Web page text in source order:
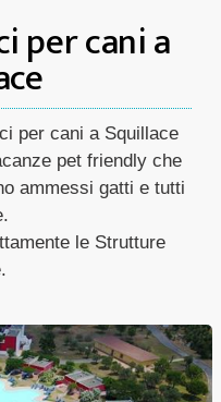
per cani a
per cani a Squillace
pet friendly che
ammessi gatti e tutti
le Strutture